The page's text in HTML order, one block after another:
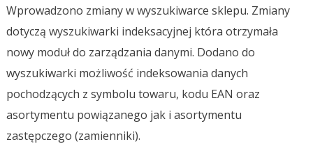
Wprowadzono zmiany w wyszukiwarce sklepu. Zmiany
dotyczą wyszukiwarki indeksacyjnej która otrzymała
nowy moduł do zarządzania danymi. Dodano do
wyszukiwarki możliwość indeksowania danych
pochodzących z symbolu towaru, kodu EAN oraz
asortymentu powiązanego jak i asortymentu
zastępczego (zamienniki).